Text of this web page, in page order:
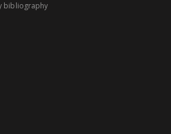
bibliography